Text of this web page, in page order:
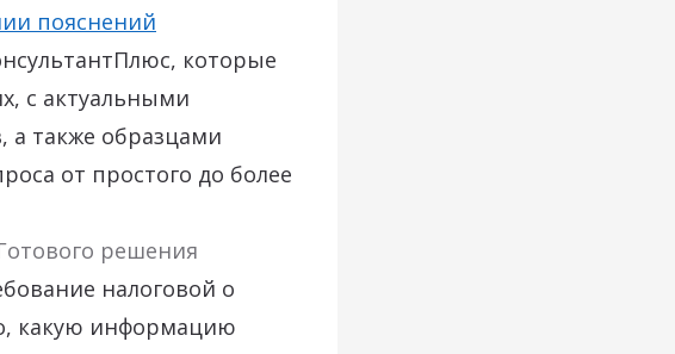
пояснений
которые
, с актуальными
а также образцами
от простого до более
решения
налоговой о
какую информацию